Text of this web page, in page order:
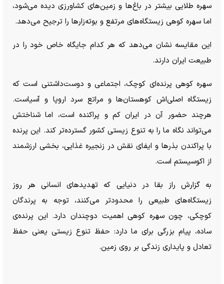
سهره طلایی بیشتر در باغ‌ها و زمین‌های کشاورزی دیده می‌شود،
اما سهره کوهی زیستگاه‌های مرتفع و بوته‌زار‌ها را ترجیح می‌دهد.
این مقایسه نشان می‌دهد که هر کدام جایگاه خاص خود را در
طبیعت ایران دارند.
سهره کوهی پرنده‌ای کوچک، اجتماعی و دوست‌داشتنی است که
زیستگاه اصلی‌اش کوهستان‌ها و مراتع سرد اروپا و آسیاست.
هرچند حضور آن در ایران کم و پراکنده است، اما شناختش
می‌تواند نگاه ما را به تنوع زیستی کشور گسترده‌تر کند. این پرنده
با پراکندن بذر‌ها و ایفای نقش در زنجیره غذایی، بخشی ارزشمند
از اکوسیستم است.
به گزارش راز بقا در دنیایی که تهدید‌های انسانی هر روز
زیستگاه‌های طبیعی را محدودتر می‌کنند، توجه به پرندگان
کوچکی، چون سهره کوهی اهمیت دوچندان دارد. این پرنده‌ی
ساده، پیام بزرگی برای ما دارد: حفظ تنوع زیستی یعنی حفظ
تعادل و پایداری زندگی بر روی زمین.